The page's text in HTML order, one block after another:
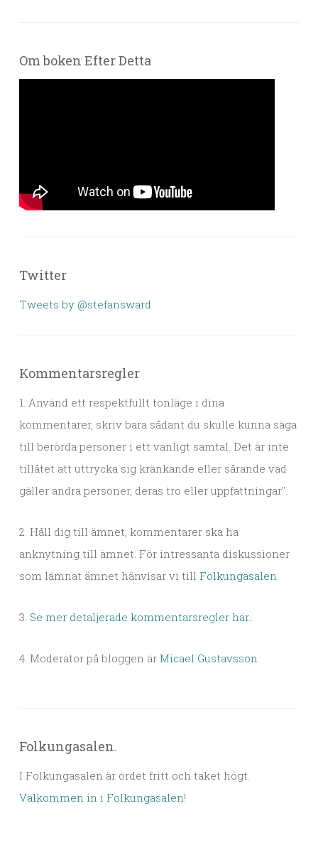
Om boken Efter Detta
Twitter
Tweets by @stefansward
Kommentarsregler
1. Använd ett respektfullt tonläge i dina
kommentarer, skriv bara sådant du skulle kunna säga
till berörda personer i ett vanligt samtal. Det är inte
tillåtet att uttrycka sig kränkande eller sårande vad
gäller andra personer, deras tro eller uppfattningar".
2. Håll dig till ämnet, kommentarer ska ha
anknytning till ämnet. För intressanta diskussioner
som lämnat ämnet hänvisar vi till Folkungasalen.
3. Se mer detaljerade kommentarsregler här..
4. Moderator på bloggen är Micael Gustavsson
Folkungasalen.
I Folkungasalen är ordet fritt och taket högt.
Välkommen in i Folkungasalen!